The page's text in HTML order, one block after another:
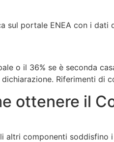
portale ENEA con i dati
o il 36% se è seconda
Riferimenti di
ottenere il
componenti soddisfino